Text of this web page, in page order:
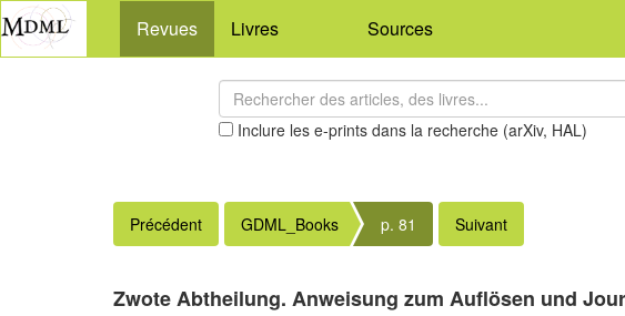
Revues Livres Sources
Inclure les e-prints dans la recherche (arXiv, HAL)
Précédent GDML_Books p. 81 Suivant
Zwote Abtheilung. Anweisung zum Auflösen und